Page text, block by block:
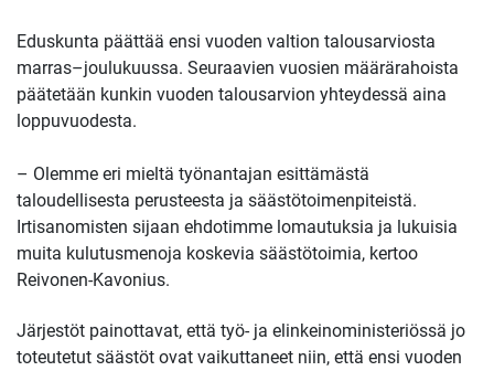
Eduskunta päättää ensi vuoden valtion talousarviosta
marras–joulukuussa. Seuraavien vuosien määrärahoista
päätetään kunkin vuoden talousarvion yhteydessä aina
loppuvuodesta.
– Olemme eri mieltä työnantajan esittämästä
taloudellisesta perusteesta ja säästötoimenpiteistä.
Irtisanomisten sijaan ehdotimme lomautuksia ja lukuisia
muita kulutusmenoja koskevia säästötoimia, kertoo
Reivonen-Kavonius.
Järjestöt painottavat, että työ- ja elinkeinoministeriössä jo
toteutetut säästöt ovat vaikuttaneet niin, että ensi vuoden